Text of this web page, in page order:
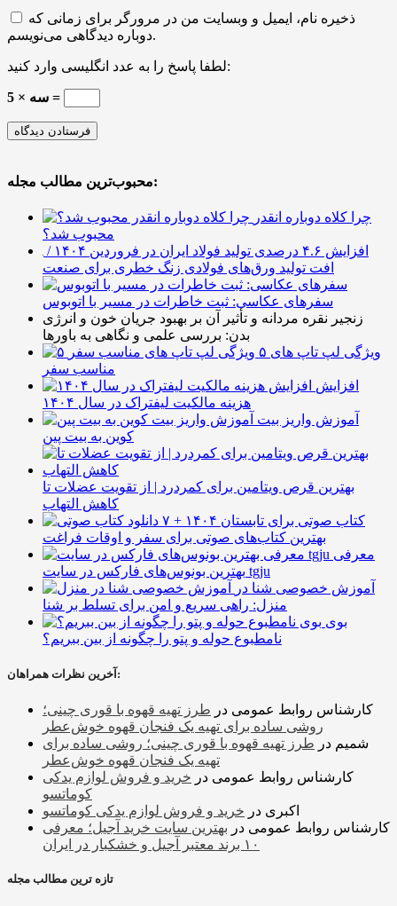
ذخیره نام، ایمیل و وبسایت من در مرورگر برای زمانی که
دوباره دیدگاهی می‌نویسم.
لطفا پاسخ را به عدد انگلیسی وارد کنید:
5 × سه =
محبوب‌ترین مطالب مجله:
چرا کلاه دوباره انقدر
محبوب شد؟
افزایش ۴.۶ درصدی تولید فولاد ایران در فروردین ۱۴۰۴ /
افت تولید ورق‌های فولادی زنگ خطری برای صنعت
سفرهای عکاسی: ثبت خاطرات در مسیر با اتوبوس
زنجیر نقره مردانه و تأثیر آن بر بهبود جریان خون و انرژی
بدن: بررسی علمی و نگاهی به باورها
۵ ویژگی لپ تاپ های
مناسب سفر
افزایش
هزینه مالکیت لیفتراک در سال ۱۴۰۴
آموزش واریز بیت
کوین به بیت پین
بهترین قرص ویتامین برای کمردرد | از تقویت عضلات تا
کاهش التهاب
۷ کتاب صوتی برای تابستان ۱۴۰۴ +
بهترین کتاب‌های صوتی برای سفر و اوقات فراغت
معرفی
بهترین بونوس‌های فارکس در سایت tgju
آموزش خصوصی شنا در
منزل: راهی سریع و امن برای تسلط بر شنا
بوی
نامطبوع حوله و پتو را چگونه از بین ببریم؟
آخرین نظرات همراهان:
کارشناس روابط عمومی در طرز تهیه قهوه با قوری چینی؛
روشی ساده برای تهیه یک فنجان قهوه خوش‌عطر
شمیم در طرز تهیه قهوه با قوری چینی؛ روشی ساده برای
تهیه یک فنجان قهوه خوش‌عطر
کارشناس روابط عمومی در خرید و فروش لوازم یدکی
کوماتسو
اکبری در خرید و فروش لوازم یدکی کوماتسو
کارشناس روابط عمومی در بهترین سایت خرید آجیل؛ معرفی
۱۰ برند معتبر آجیل و خشکبار در ایران
تازه ترین مطالب مجله